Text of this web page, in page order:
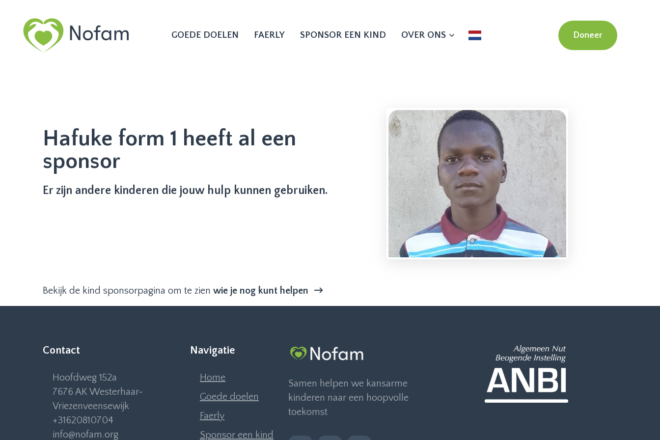
GOEDE DOELEN FAERLY SPONSOR EEN KIND OVER ONS Doneer
Hafuke form 1 heeft al een
sponsor
Er zijn andere kinderen die jouw hulp kunnen gebruiken.
Bekijk de kind sponsorpagina om te zien wie je nog kunt helpen
Contact
Hoofdweg 152a
7676 AK Westerhaar-
Vriezenveensewijk
+31620810704
info@nofam.org
Navigatie
Home
Goede doelen
Faerly
Sponsor een kind
Samen helpen we kansarme
kinderen naar een hoopvolle
toekomst